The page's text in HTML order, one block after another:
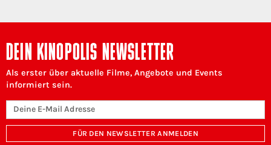
DEIN KINOPOLIS NEWSLETTER
Als erster über aktuelle Filme, Angebote und Events
informiert sein.
FÜR DEN NEWSLETTER ANMELDEN